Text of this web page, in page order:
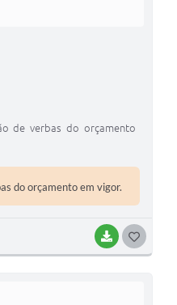
BAIXAR
de verbas do orçamento
do orçamento em vigor.